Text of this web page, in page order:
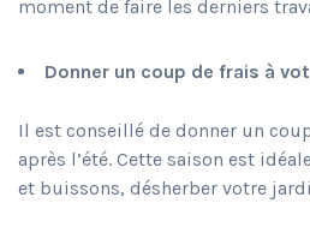
moment de faire les derniers
Donner un coup de frais à
Il est conseillé de donner un
après l’été. Cette saison est
et buissons, désherber votre